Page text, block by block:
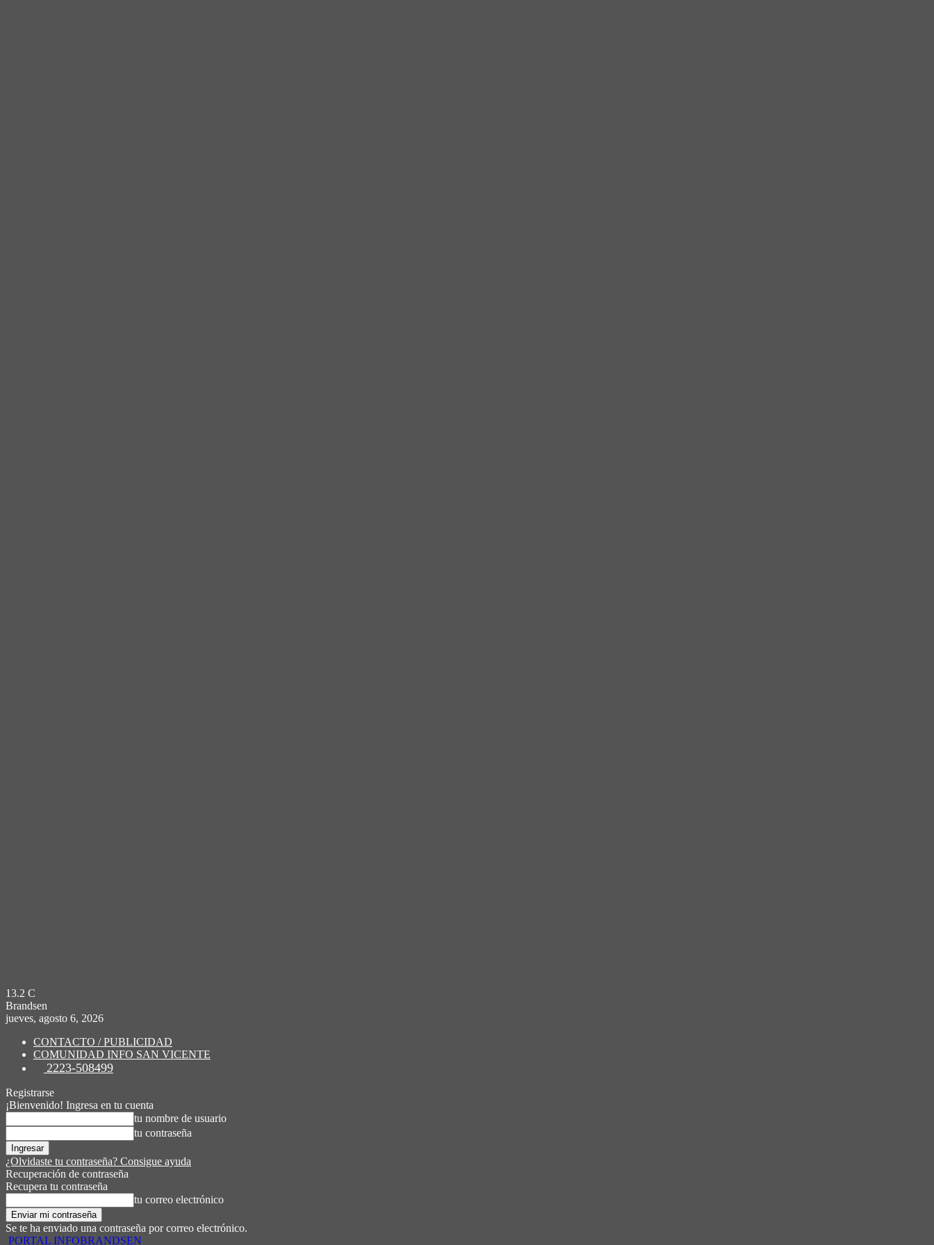
13.2 C
Brandsen
jueves, agosto 6, 2026
CONTACTO / PUBLICIDAD
COMUNIDAD INFO SAN VICENTE
2223-508499
Registrarse
¡Bienvenido! Ingresa en tu cuenta
tu nombre de usuario
tu contraseña
¿Olvidaste tu contraseña? Consigue ayuda
Recuperación de contraseña
Recupera tu contraseña
tu correo electrónico
Se te ha enviado una contraseña por correo electrónico.
PORTAL INFOBRANDSEN